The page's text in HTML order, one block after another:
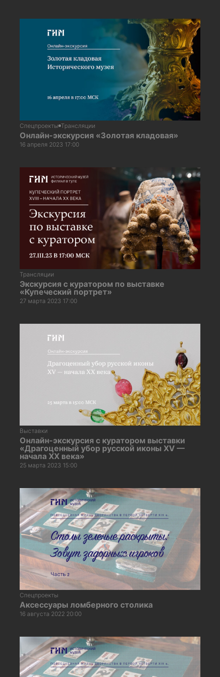
Спецпроекты Трансляции
Онлайн-экскурсия «Золотая кладовая»
16 апреля 2023 17:00
Трансляции
Экскурсия с куратором по выставке
«Купеческий портрет»
27 марта 2023 17:00
Выставки
Онлайн-экскурсия с куратором выставки
«Драгоценный убор русской иконы XV —
начала XX века»
25 марта 2023 15:00
Спецпроекты
Аксессуары ломберного столика
16 августа 2022 20:00